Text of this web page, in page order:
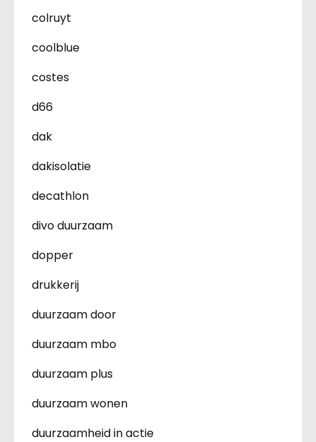
colruyt
coolblue
costes
d66
dak
dakisolatie
decathlon
divo duurzaam
dopper
drukkerij
duurzaam door
duurzaam mbo
duurzaam plus
duurzaam wonen
duurzaamheid in actie